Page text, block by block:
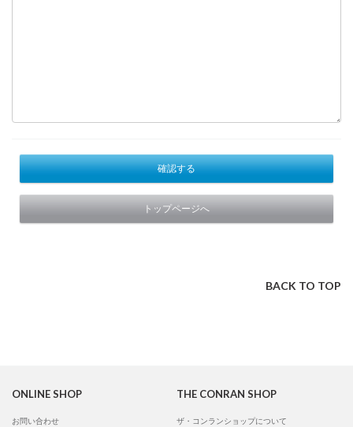
確認する
トップページへ
BACK TO TOP
ONLINE SHOP
お問い合わせ
THE CONRAN SHOP
ザ・コンランショップについて